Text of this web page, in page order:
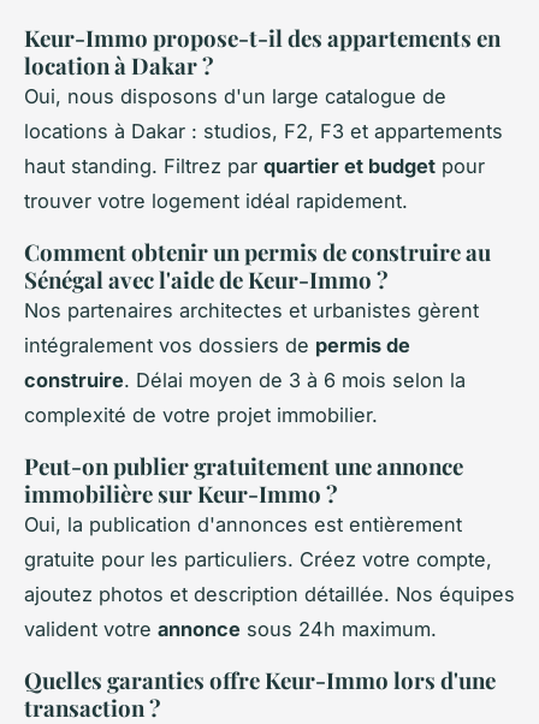
Keur-Immo propose-t-il des appartements en
location à Dakar ?
Oui, nous disposons d'un large catalogue de
locations à Dakar : studios, F2, F3 et appartements
haut standing. Filtrez par quartier et budget pour
trouver votre logement idéal rapidement.
Comment obtenir un permis de construire au
Sénégal avec l'aide de Keur-Immo ?
Nos partenaires architectes et urbanistes gèrent
intégralement vos dossiers de permis de
construire. Délai moyen de 3 à 6 mois selon la
complexité de votre projet immobilier.
Peut-on publier gratuitement une annonce
immobilière sur Keur-Immo ?
Oui, la publication d'annonces est entièrement
gratuite pour les particuliers. Créez votre compte,
ajoutez photos et description détaillée. Nos équipes
valident votre annonce sous 24h maximum.
Quelles garanties offre Keur-Immo lors d'une
transaction ?